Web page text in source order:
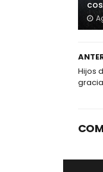
Hijos